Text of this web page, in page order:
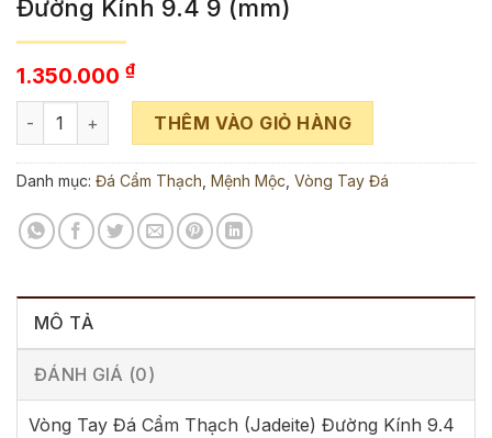
Đường Kính 9.4 9 (mm)
1.350.000 ₫
Vòng Tay Đá Cẩm Thạch (Jadeite) Đường Kính 9.4 9 (mm)
THÊM VÀO GIỎ HÀNG
Danh mục: Đá Cẩm Thạch Mệnh Mộc Vòng Tay Đá
MÔ TẢ
ĐÁNH GIÁ (0)
Vòng Tay Đá Cẩm Thạch (Jadeite) Đường Kính 9.4